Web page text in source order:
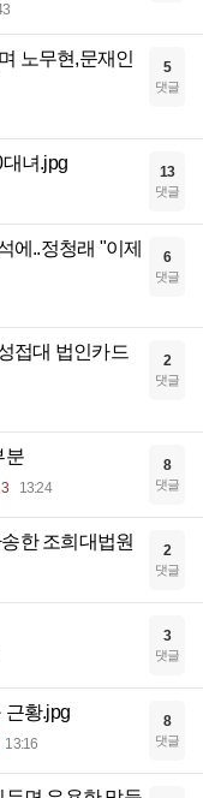
노무현,문재인
5
댓글
녀.jpg 13
댓글
에..정청래 "이제
6
댓글
접대 법인카드
2
댓글
분
13:24
8
댓글
한 조희대법원 2
댓글
3
댓글
근황.jpg
13:16
8
댓글